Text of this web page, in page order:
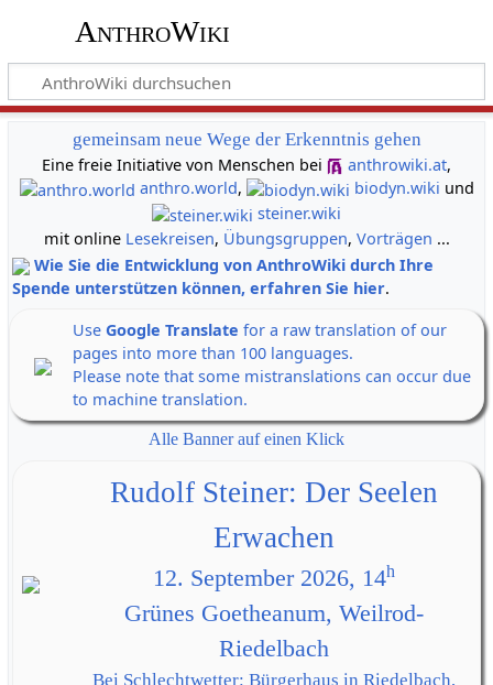
AnthroWiki
gemeinsam neue Wege der Erkenntnis gehen
Eine freie Initiative von Menschen bei
anthrowiki.at,
anthro.world, biodyn.wiki und
steiner.wiki
mit online Lesekreisen, Übungsgruppen, Vorträgen ...
Wie Sie die Entwicklung von AnthroWiki durch Ihre
Spende unterstützen können, erfahren Sie hier.
Use Google Translate for a raw translation of our
pages into more than 100 languages.
Please note that some mistranslations can occur due
to machine translation.
Alle Banner auf einen Klick
Rudolf Steiner: Der Seelen
Erwachen
12. September 2026, 14h
Grünes Goetheanum, Weilrod-
Riedelbach
Bei Schlechtwetter: Bürgerhaus in Riedelbach,